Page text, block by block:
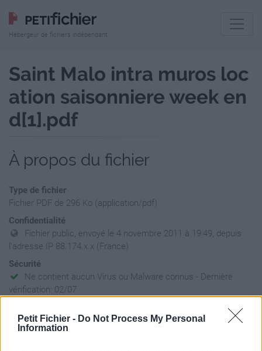
Petit Fichier - Do Not Process My Personal
Information
Hébergeur de fichiers indépendant
Saint Malo intra muros loc
ation saisonniere week en
d[1].pdf
À propos du fichier
Type de fichier
Fichier PDF de 296 Ko (application/pdf)
Confidentialité
Fichier public, envoyé le 4 novembre 2011 à 19:49, depuis
l'adresse IP 88.174.x.x (France)
Sécurité
Ne contient aucun Virus ou Malware connus - Dernière
vérification: 02/07
La présente page de téléchargement a été vue 1047 fois depuis
l'envoi du fichier